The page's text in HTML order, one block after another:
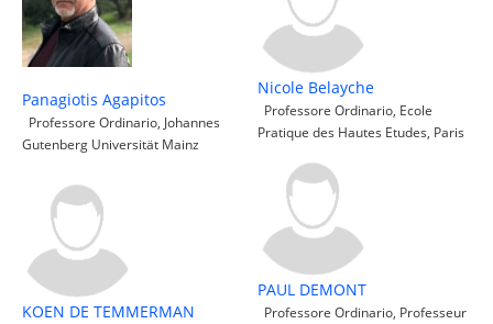
Panagiotis Agapitos
Professore Ordinario, Johannes
Gutenberg Universität Mainz
Nicole Belayche
Professore Ordinario, Ecole
Pratique des Hautes Etudes, Paris
KOEN DE TEMMERMAN
PAUL DEMONT
Professore Ordinario, Professeur